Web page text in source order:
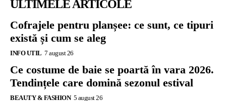
ULTIMELE ARTICOLE
Cofrajele pentru planșee: ce sunt, ce tipuri
există și cum se aleg
INFO UTIL 7 august 26
Ce costume de baie se poartă în vara 2026.
Tendințele care domină sezonul estival
BEAUTY & FASHION 5 august 26